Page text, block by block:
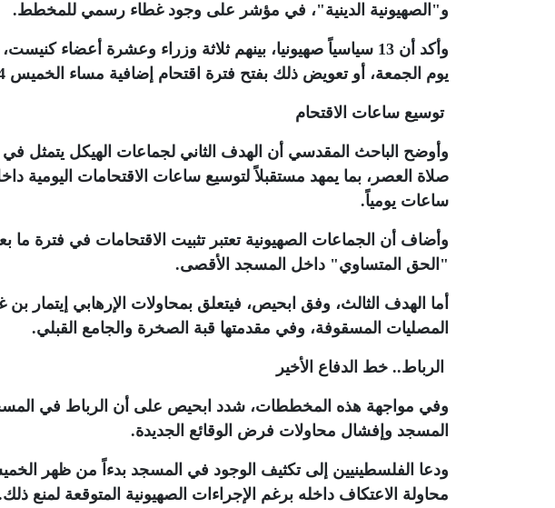
و"الصهيونية الدينية"، في مؤشر على وجود غطاء رسمي للمخطط.
وأكد أن 13 سياسياً صهيونيا، بينهم ثلاثة وزراء وعشرة أعضاء
يوم الجمعة، أو تعويض ذلك بفتح فترة اقتحام إضافية مساء الخميس 14 مايو
توسيع ساعات الاقتحام
وأوضح الباحث المقدسي أن الهدف الثاني لجماعات الهيكل يتمثل
صلاة العصر، بما يمهد مستقبلاً لتوسيع ساعات الاقتحامات
ساعات يومياً.
وأضاف أن الجماعات الصهيونية تعتبر تثبيت الاقتحامات في فترة
"الحق المتساوي" داخل المسجد الأقصى.
أما الهدف الثالث، وفق ابحيص، فيتعلق بمحاولات الإرهابي إيتمار
المصليات المسقوفة، وفي مقدمتها قبة الصخرة والجامع القبلي.
الرباط.. خط الدفاع الأخير
وفي مواجهة هذه المخططات، شدد ابحيص على أن الرباط في
المسجد وإفشال محاولات فرض الوقائع الجديدة.
محاولة الاعتكاف داخله برغم الإجراءات الصهيونية المتوقعة لمنع ذلك